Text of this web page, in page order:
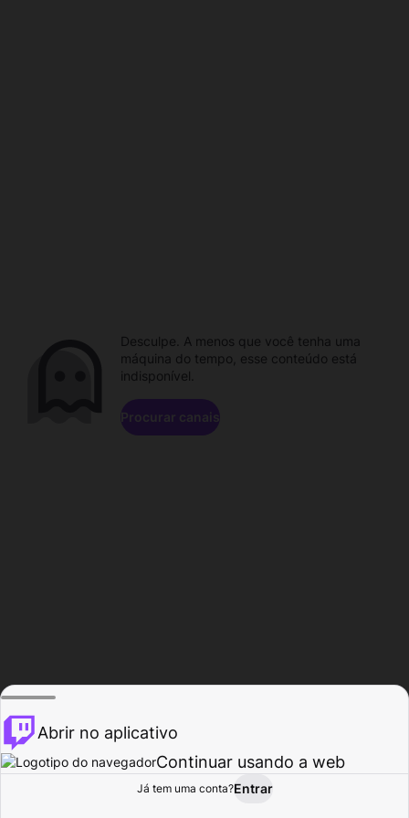
Procurar Atividade
Desculpe. A menos que você tenha uma
máquina do tempo, esse conteúdo está
indisponível.
Procurar canais
Abrir no aplicativo
Continuar usando a web
Já tem uma conta?Entrar